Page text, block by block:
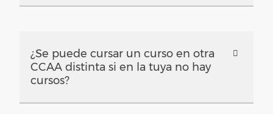
¿Se puede cursar un curso en otra
CCAA distinta si en la tuya no hay
cursos?